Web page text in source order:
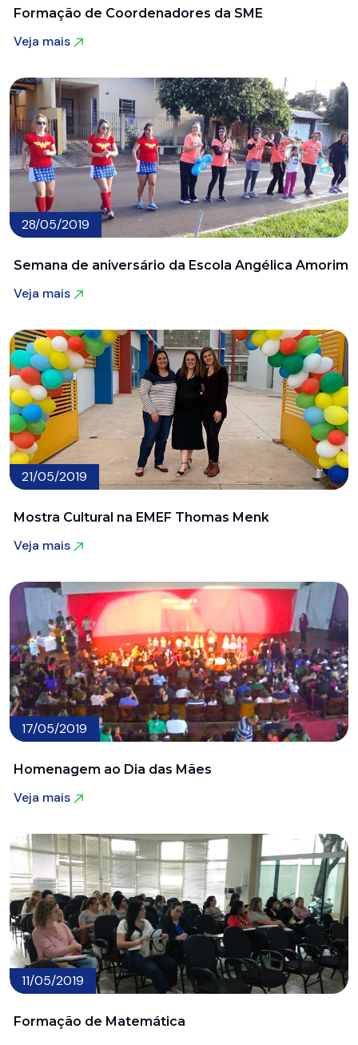
Formação de Coordenadores da SME
Veja mais
28/05/2019
Semana de aniversário da Escola Angélica Amorim
Veja mais
21/05/2019
Mostra Cultural na EMEF Thomas Menk
Veja mais
17/05/2019
Homenagem ao Dia das Mães
Veja mais
11/05/2019
Formação de Matemática